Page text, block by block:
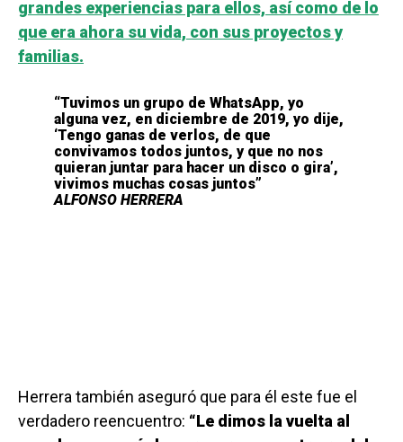
grandes experiencias para ellos, así como de lo
que era ahora su vida, con sus proyectos y
familias.
“Tuvimos un grupo de WhatsApp, yo
alguna vez, en diciembre de 2019, yo dije,
‘Tengo ganas de verlos, de que
convivamos todos juntos, y que no nos
quieran juntar para hacer un disco o gira’,
vivimos muchas cosas juntos”
ALFONSO HERRERA
Herrera también aseguró que para él este fue el
verdadero reencuentro: “Le dimos la vuelta al